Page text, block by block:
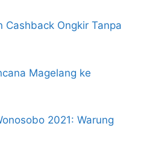
Cashback Ongkir Tanpa
Magelang ke
2021: Warung